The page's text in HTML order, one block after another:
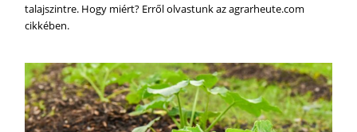
talajszintre. Hogy miért? Erről olvastunk az agrarheute.com
cikkében.